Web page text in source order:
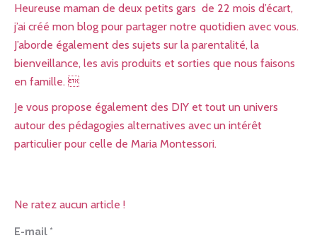
Heureuse maman de deux petits gars de 22 mois d’écart,
j’ai créé mon blog pour partager notre quotidien avec vous.
J’aborde également des sujets sur la parentalité, la
bienveillance, les avis produits et sorties que nous faisons
en famille. 
Je vous propose également des DIY et tout un univers
autour des pédagogies alternatives avec un intérêt
particulier pour celle de Maria Montessori.
Ne ratez aucun article !
E-mail *